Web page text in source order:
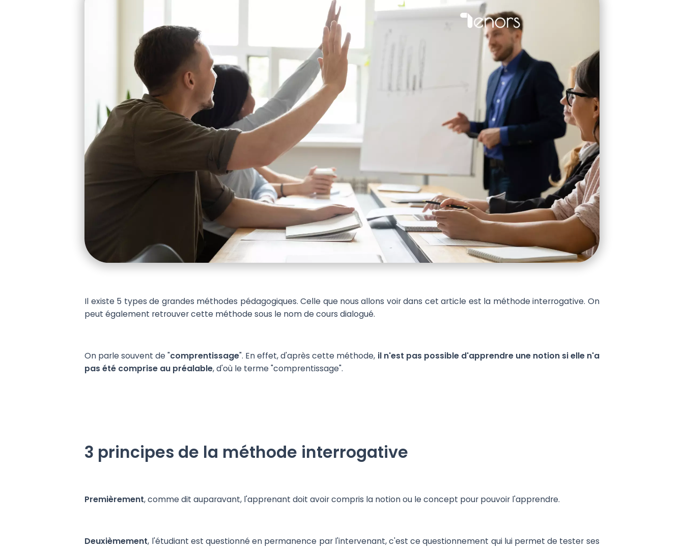
Il existe 5 types de grandes méthodes pédagogiques. Celle que nous allons voir dans cet article est la méthode interrogative. On
peut également retrouver cette méthode sous le nom de cours dialogué.
On parle souvent de "comprentissage". En effet, d'après cette méthode, il n'est pas possible d'apprendre une notion si elle n'a
pas été comprise au préalable, d'où le terme "comprentissage".
3 principes de la méthode interrogative
Premièrement, comme dit auparavant, l'apprenant doit avoir compris la notion ou le concept pour pouvoir l'apprendre.
Deuxièmement, l'étudiant est questionné en permanence par l'intervenant, c'est ce questionnement qui lui permet de tester ses